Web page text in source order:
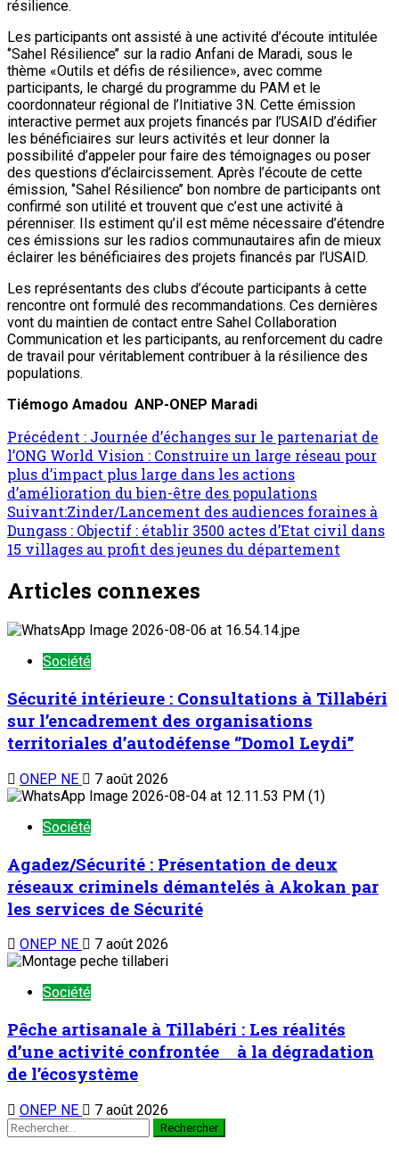
résilience.
Les participants ont assisté à une activité d’écoute intitulée
‘’Sahel Résilience’’ sur la radio Anfani de Maradi, sous le
thème «Outils et défis de résilience», avec comme
participants, le chargé du programme du PAM et le
coordonnateur régional de l’Initiative 3N. Cette émission
interactive permet aux projets financés par l’USAID d’édifier
les bénéficiaires sur leurs activités et leur donner la
possibilité d’appeler pour faire des témoignages ou poser
des questions d’éclaircissement. Après l’écoute de cette
émission, ‘’Sahel Résilience’’ bon nombre de participants ont
confirmé son utilité et trouvent que c’est une activité à
pérenniser. Ils estiment qu’il est même nécessaire d’étendre
ces émissions sur les radios communautaires afin de mieux
éclairer les bénéficiaires des projets financés par l’USAID.
Les représentants des clubs d’écoute participants à cette
rencontre ont formulé des recommandations. Ces dernières
vont du maintien de contact entre Sahel Collaboration
Communication et les participants, au renforcement du cadre
de travail pour véritablement contribuer à la résilience des
populations.
Tiémogo Amadou ANP-ONEP Maradi
Précédent : Journée d’échanges sur le partenariat de
l’ONG World Vision : Construire un large réseau pour
plus d’impact plus large dans les actions
d’amélioration du bien-être des populations
Suivant:Zinder/Lancement des audiences foraines à
Dungass : Objectif : établir 3500 actes d’Etat civil dans
15 villages au profit des jeunes du département
Articles connexes
Société
Sécurité intérieure : Consultations à Tillabéri
sur l’encadrement des organisations
territoriales d’autodéfense ‘’Domol Leydi’’
ONEP NE 7 août 2026
Société
Agadez/Sécurité : Présentation de deux
réseaux criminels démantelés à Akokan par
les services de Sécurité
ONEP NE 7 août 2026
Société
Pêche artisanale à Tillabéri : Les réalités
d’une activité confrontée à la dégradation
de l’écosystème
ONEP NE 7 août 2026